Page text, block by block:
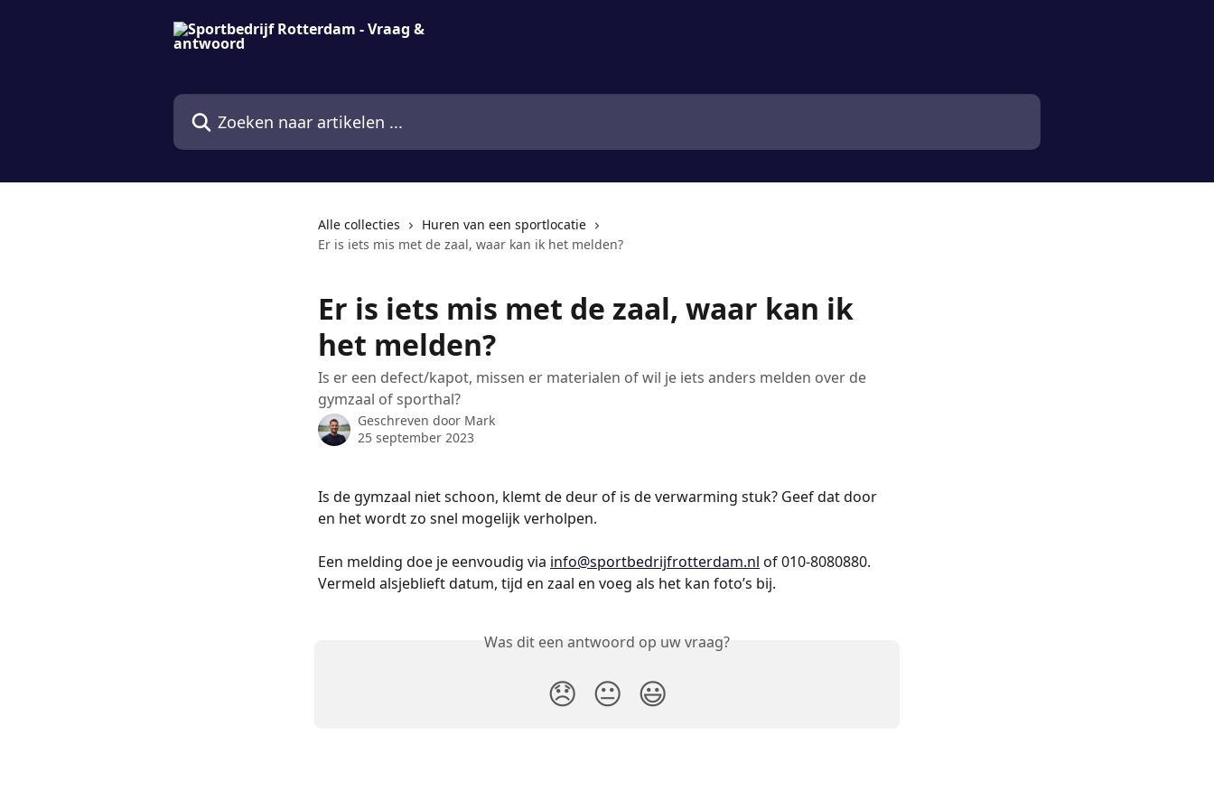
Zoeken naar artikelen ...
Alle collecties
Huren van een sportlocatie
Er is iets mis met de zaal, waar kan ik het melden?
Er is iets mis met de zaal, waar kan ik
het melden?
Is er een defect/kapot, missen er materialen of wil je iets anders melden over de
gymzaal of sporthal?
Geschreven door Mark
25 september 2023
Is de gymzaal niet schoon, klemt de deur of is de verwarming stuk? Geef dat door
en het wordt zo snel mogelijk verholpen.
Een melding doe je eenvoudig via info@sportbedrijfrotterdam.nl of 010-8080880.
Vermeld alsjeblieft datum, tijd en zaal en voeg als het kan foto’s bij.
Was dit een antwoord op uw vraag?
😞 😐 😃